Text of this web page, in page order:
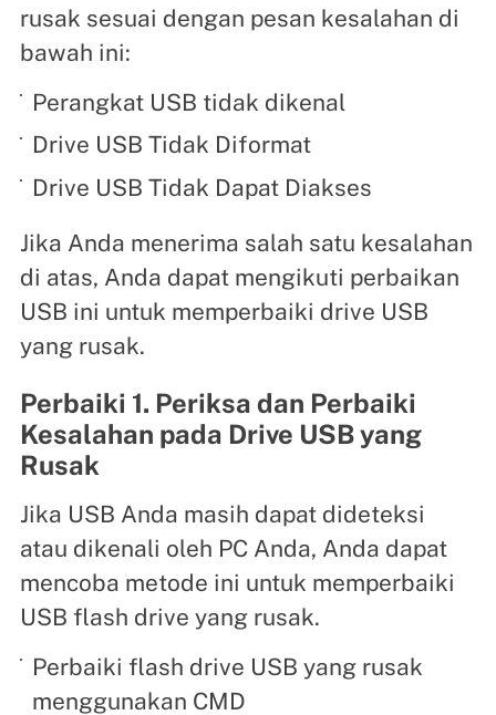
rusak sesuai dengan pesan kesalahan di
bawah ini:
Perangkat USB tidak dikenal
Drive USB Tidak Diformat
Drive USB Tidak Dapat Diakses
Jika Anda menerima salah satu kesalahan
di atas, Anda dapat mengikuti perbaikan
USB ini untuk memperbaiki drive USB
yang rusak.
Perbaiki 1. Periksa dan Perbaiki
Kesalahan pada Drive USB yang
Rusak
Jika USB Anda masih dapat dideteksi
atau dikenali oleh PC Anda, Anda dapat
mencoba metode ini untuk memperbaiki
USB flash drive yang rusak.
Perbaiki flash drive USB yang rusak
menggunakan CMD